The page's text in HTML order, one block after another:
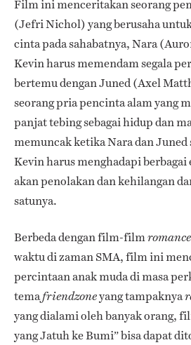
Film ini menceritakan seorang
(Jefri Nichol) yang berusaha
cinta pada sahabatnya, Nara
Kevin harus memendam segala
bertemu dengan Juned (Axel
seorang pria pencinta alam yang
panjat tebing sebagai hidup dan
memuncak ketika Nara dan Juned
Kevin harus menghadapi berbagai
akan penolakan dan kehilangan
satunya.
Berbeda dengan film-filmromance
waktu di zaman SMA, film ini
percintaan anak muda di masa
temafriendzoneyang tampaknya
yang dialami oleh banyak orang,
yang Jatuh ke Bumi” bisa dapat